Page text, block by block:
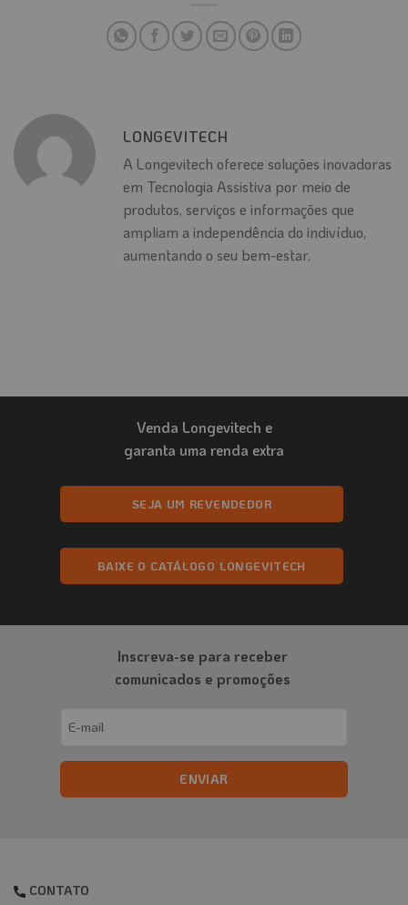
LONGEVITECH
A Longevitech oferece soluções inovadoras
em Tecnologia Assistiva por meio de
produtos, serviços e informações que
ampliam a independência do indivíduo,
aumentando o seu bem-estar.
Venda Longevitech e
garanta uma renda extra
SEJA UM REVENDEDOR
BAIXE O CATÁLOGO LONGEVITECH
Inscreva-se para receber
comunicados e promoções
CONTATO